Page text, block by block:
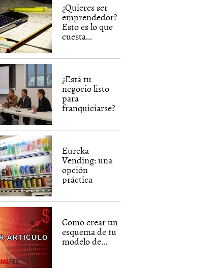
¿Quieres ser
emprendedor?
Esto es lo que
cuesta...
¿Está tu
negocio listo
para
franquiciarse?
Eureka
Vending: una
opción
práctica
Como crear un
esquema de tu
modelo de...